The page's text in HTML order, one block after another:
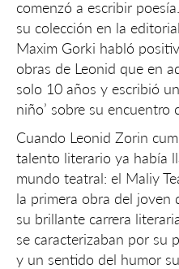
comenzó a escribir
su colección en la
Maxim Gorki habló
obras de Leonid que en
solo 10 años y escribió
niño’ sobre su encuentro
Cuando Leonid Zorin
talento literario ya había
mundo teatral: el Maliy
la primera obra del joven
su brillante carrera
se caracterizaban por su
y un sentido del humor